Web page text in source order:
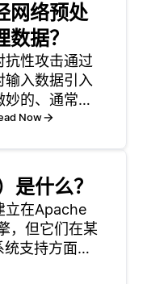
网络预处
数据？
抗性攻击通过
输入数据引入
妙的、通常难
察觉的变化来
做出错误的预
。例如，向图
添加噪声可以
使分类器错误
识别对象。 常
Now
是什么？
立在Apache
，但它们在某
支持方面有